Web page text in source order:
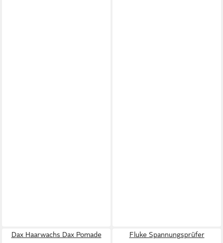
Dax Haarwachs Dax Pomade
Fluke Spannungsprüfer